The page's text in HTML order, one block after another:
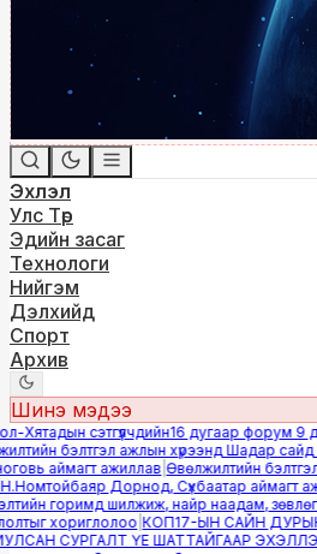
Эхлэл
Улс Төр
Эдийн засаг
Технологи
Нийгэм
Дэлхийд
Спорт
Архив
Шинэ мэдээ
сэтгүүлчдийн16 дугаар форум 9
бэлтгэл ажлын хүрээнд Шадар сайд
аймагт ажиллав|Өвөлжилтийн бэлтгэл
Дорнод, Сүхбаатар аймагт
горимд шилжиж, найр наадам,
хориглолоо|КОП17-ЫН САЙН
СУРГАЛТ ҮЕ ШАТТАЙГААР ЭХЭЛЛЭЭ